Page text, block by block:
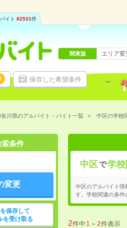
イト 82531件
保存した希望条件
関東版 エリア変
川県のアルバイト・バイト一覧 中区の学校
条件
変更
保存して
を受け取る
中区で学
中区のアルバイト情
す。学校関連の条件
2件中1～2件表示